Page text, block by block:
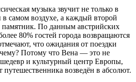
музыка звучит не только в
в самом воздухе, а каждый второй
По данным австрийских
80% гостей города возвращаются
что ожидания от поездки
Потому что Вена — это не
и культурный центр Европы,
путешественника возведён в абсолют.